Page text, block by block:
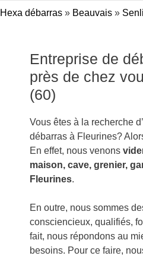
Hexa débarras » Beauvais »
Entreprise de
près de chez
(60)
Vous êtes à la recherche
débarras à Fleurines?
En effet, nous venons
maison, cave, grenier,
Fleurines.
En outre, nous sommes
consciencieux, qualifiés,
fait, nous répondons au
besoins. Pour ce faire,